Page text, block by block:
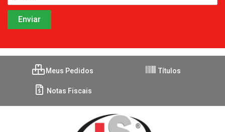
Meus Pedidos Títulos
Notas Fiscais